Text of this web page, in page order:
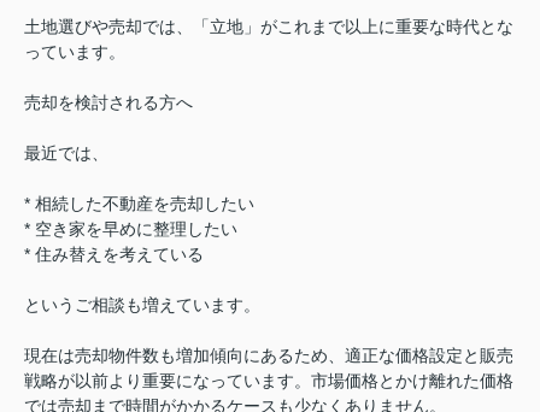
土地選びや売却では、「立地」がこれまで以上に重要な時代とな
っています。
売却を検討される方へ
最近では、
* 相続した不動産を売却したい
* 空き家を早めに整理したい
* 住み替えを考えている
というご相談も増えています。
現在は売却物件数も増加傾向にあるため、適正な価格設定と販売
戦略が以前より重要になっています。市場価格とかけ離れた価格
では売却まで時間がかかるケースも少なくありません。